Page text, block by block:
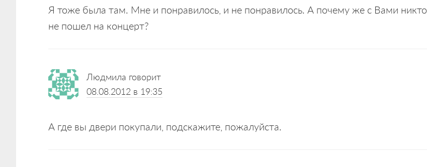
Я тоже была там. Мне и понравилось, и не понравилось. А почему же с Вами никто
не пошел на концерт?
Людмила говорит
08.08.2012 в 19:35
А где вы двери покупали, подскажите, пожалуйста.